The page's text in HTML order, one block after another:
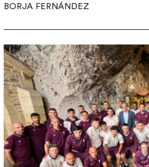
BORJA FERNÁNDEZ